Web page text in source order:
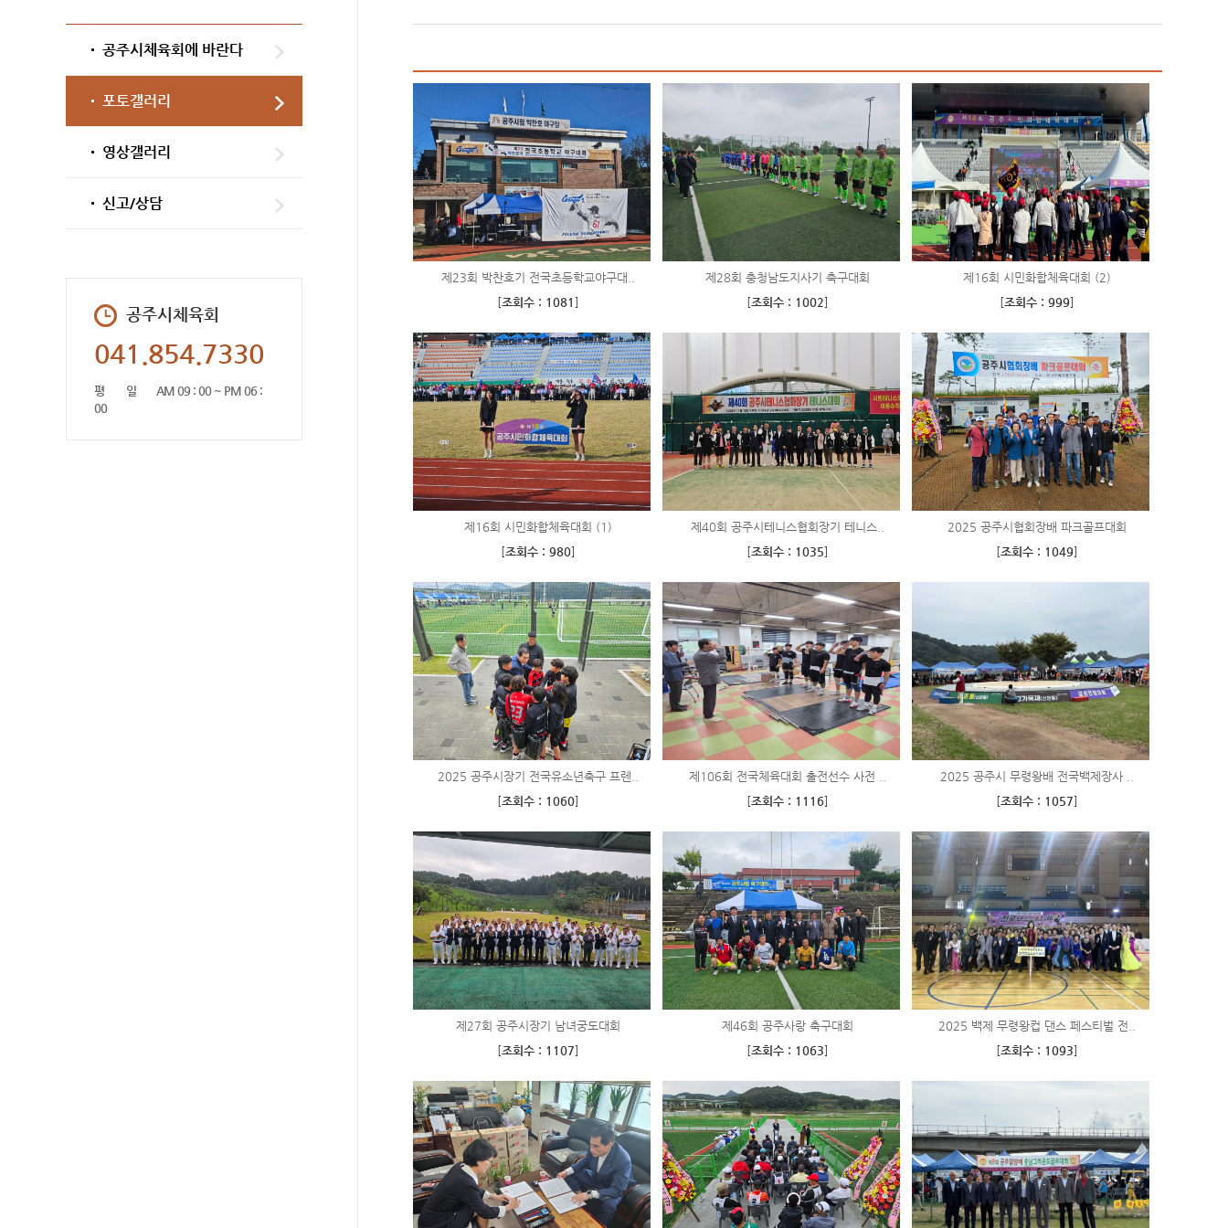
공주시체육회에 바란다
포토갤러리
영상갤러리
신고/상담
공주시체육회
041.854.7330
평 일
AM 09 : 00 ~ PM 06 :
00
제23회 박찬호기 전국초등학교야구대..
[조회수 : 1081 ]
제28회 충청남도지사기 축구대회
[조회수 : 1002]
제16회 시민화합체육대회 (2)
[조회수 : 999]
제16회 시민화합체육대회 (1)
[조회수 : 980]
제40회 공주시테니스협회장기 테니스..
[조회수 : 1035]
2025 공주시협회장배 파크골프대회
[조회수 : 1049]
2025 공주시장기 전국유소년축구 프렌..
[조회수 : 1060]
제106회 전국체육대회 출전선수 사전 ..
[조회수 : 1116]
2025 공주시 무령왕배 전국백제장사 ..
[조회수 : 1057]
제27회 공주시장기 남녀궁도대회
[조회수 : 1107]
제46회 공주사랑 축구대회
[조회수 : 1063]
2025 백제 무령왕컵 댄스 페스티벌 전..
[조회수 : 1093]